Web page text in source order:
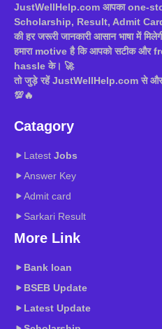
JustWellHelp.com आपका one-
Scholarship, Result, Admit
की हर जरूरी जानकारी आसान भाषा में
हमारा motive है कि आपको सटीक और
hassle के। 🚀
तो जुड़े रहें JustWellHelp.com से
💯🔥
Catagory
Latest Jobs
Answer Key
Admit card
Sarkari Result
More Link
Bank loan
BSEB Update
Latest Update